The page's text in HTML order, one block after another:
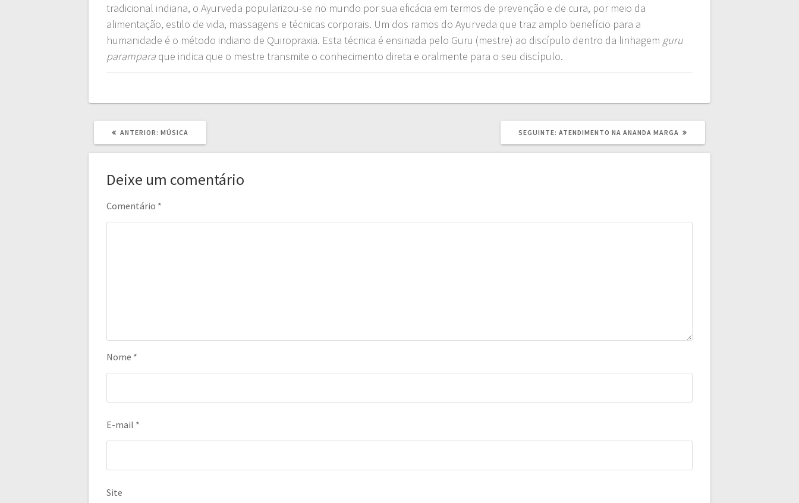
tradicional indiana, o Ayurveda popularizou-se no mundo por sua eficácia em termos de prevenção e de cura, por meio da
alimentação, estilo de vida, massagens e técnicas corporais. Um dos ramos do Ayurveda que traz amplo benefício para a
humanidade é o método indiano de Quiropraxia. Esta técnica é ensinada pelo Guru (mestre) ao discípulo dentro da linhagem guru
parampara que indica que o mestre transmite o conhecimento direta e oralmente para o seu discípulo.
ANTERIOR: POST
MÚSICA SEGUINTE: POST
ATENDIMENTO NA ANANDA MARGA
Deixe um comentário
Comentário *
Nome *
E-mail *
Site